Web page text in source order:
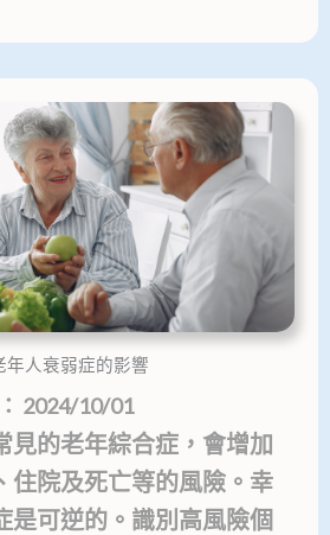
年人衰弱症的影響
2024/10/01
見的老年綜合症，會增加
住院及死亡等的風險。幸
是可逆的。識別高風險個